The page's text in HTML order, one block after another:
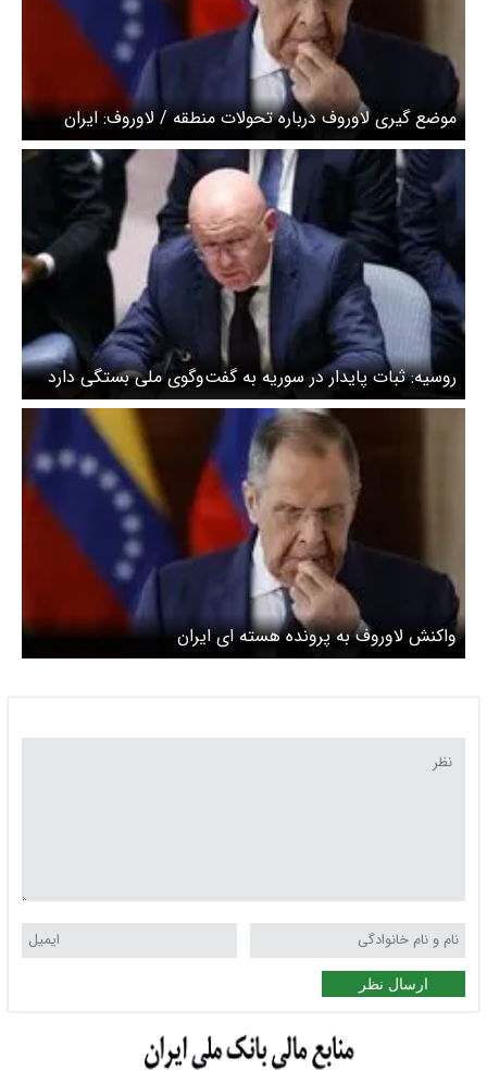
موضع گیری لاوروف درباره تحولات منطقه / لاوروف: ایران
شریک ما است
روسیه: ثبات پایدار در سوریه به گفت‌وگوی ملی بستگی دارد
واکنش لاوروف به پرونده هسته ای ایران
ارسال نظر